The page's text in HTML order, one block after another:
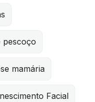
pescoço
mamária
Facial